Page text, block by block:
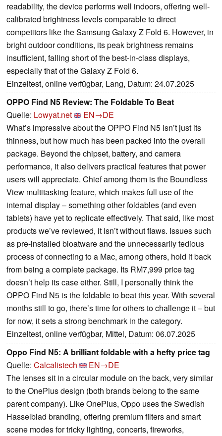
readability, the device performs well indoors, offering well-
calibrated brightness levels comparable to direct
competitors like the Samsung Galaxy Z Fold 6. However, in
bright outdoor conditions, its peak brightness remains
insufficient, falling short of the best-in-class displays,
especially that of the Galaxy Z Fold 6.
Einzeltest, online verfügbar, Lang, Datum: 24.07.2025
OPPO Find N5 Review: The Foldable To Beat
Quelle: Lowyat.net
EN→DE
What’s impressive about the OPPO Find N5 isn’t just its
thinness, but how much has been packed into the overall
package. Beyond the chipset, battery, and camera
performance, it also delivers practical features that power
users will appreciate. Chief among them is the Boundless
View multitasking feature, which makes full use of the
internal display – something other foldables (and even
tablets) have yet to replicate effectively. That said, like most
products we’ve reviewed, it isn’t without flaws. Issues such
as pre-installed bloatware and the unnecessarily tedious
process of connecting to a Mac, among others, hold it back
from being a complete package. Its RM7,999 price tag
doesn’t help its case either. Still, I personally think the
OPPO Find N5 is the foldable to beat this year. With several
months still to go, there’s time for others to challenge it – but
for now, it sets a strong benchmark in the category.
Einzeltest, online verfügbar, Mittel, Datum: 06.07.2025
Oppo Find N5: A brilliant foldable with a hefty price tag
Quelle: Calcalistech
EN→DE
The lenses sit in a circular module on the back, very similar
to the OnePlus design (both brands belong to the same
parent company). Like OnePlus, Oppo uses the Swedish
Hasselblad branding, offering premium filters and smart
scene modes for tricky lighting, concerts, fireworks,